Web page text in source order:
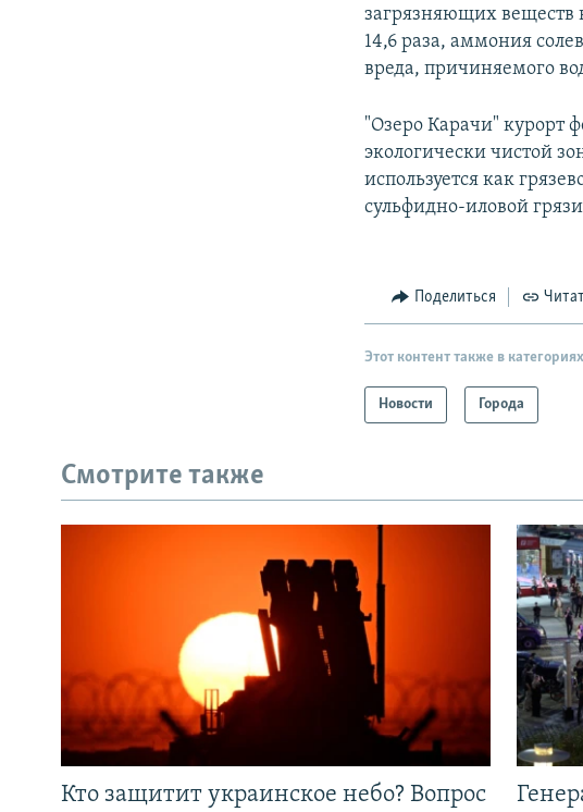
загрязняющих веществ
14,6 раза, аммония
вреда, причиняемого
"Озеро Карачи" курорт
экологически чистой
используется как
сульфидно-иловой
Поделиться
Этот контент также в категориях
Новости Города
Смотрите также
Кто защитит украинское небо? Вопрос